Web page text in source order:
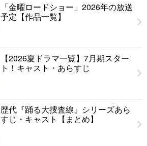
「金曜ロードショー」2026年の放送
予定【作品一覧】
【2026夏ドラマ一覧】7月期スター
ト！キャスト・あらすじ
歴代『踊る大捜査線』シリーズあら
すじ・キャスト【まとめ】